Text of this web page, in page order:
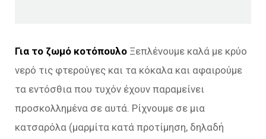
Για το ζωμό κοτόπουλο Ξεπλένουμε καλά με κρύο
νερό τις φτερούγες και τα κόκαλα και αφαιρούμε
τα εντόσθια που τυχόν έχουν παραμείνει
προσκολλημένα σε αυτά. Ρίχνουμε σε μια
κατσαρόλα (μαρμίτα κατά προτίμηση, δηλαδή